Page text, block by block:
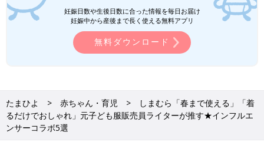
妊娠日数や生後日数に合った情報を毎日お届け
妊娠中から産後まで長く使える無料アプリ
無料ダウンロード
たまひよ 赤ちゃん・育児
しまむら「春まで使える」「着
るだけでおしゃれ」元子ども服販売員ライターが推す★インフルエ
ンサーコラボ5選